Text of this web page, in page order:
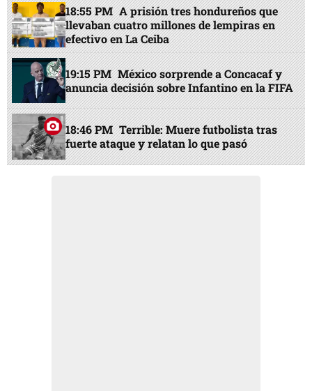
18:55 PM A prisión tres hondureños que
llevaban cuatro millones de lempiras en
efectivo en La Ceiba
19:15 PM México sorprende a Concacaf y
anuncia decisión sobre Infantino en la FIFA
18:46 PM Terrible: Muere futbolista tras
fuerte ataque y relatan lo que pasó